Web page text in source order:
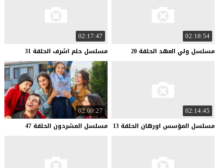
02:18:54
مسلسل ولي العهد الحلقة 20
02:17:47
مسلسل حلم اشرف الحلقة 31
02:14:45
مسلسل المؤسس اورهان الحلقة 13
02:09:27
مسلسل المشردون الحلقة 47